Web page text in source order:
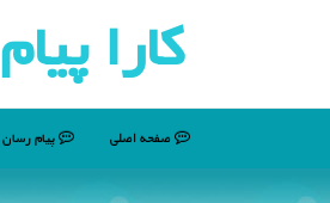
كارا پیام
صفحه اصلی پیام رسان